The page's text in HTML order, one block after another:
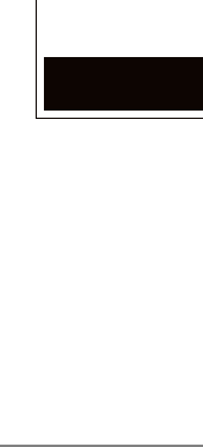
(4 nems maisons,4